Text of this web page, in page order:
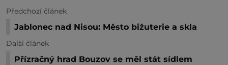
Předchozí článek
Jablonec nad Nisou: Město bižuterie a skla
Další článek
Přízračný hrad Bouzov se měl stát sídlem